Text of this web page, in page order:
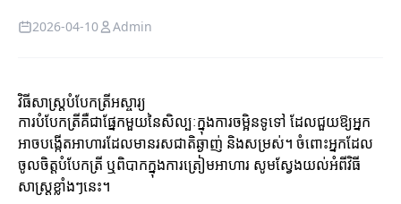
2026-04-10 Admin
វិធីសាស្រ្តបំបែកត្រីអស្ចារ្យ
ការបំបែកត្រីគឺជាផ្នែកមួយនៃសិល្បៈក្នុងការចម្អិនទូទៅ ដែលជួយឱ្យអ្នក
អាចបង្កើតអាហារដែលមានរសជាតិឆ្ងាញ់ និងសម្រស់។ ចំពោះអ្នកដែល
ចូលចិត្តបំបែកត្រី ឬពិបាកក្នុងការត្រៀមអាហារ សូមស្វែងយល់អំពីវិធី
សាស្រ្តខ្លាំងៗនេះ។